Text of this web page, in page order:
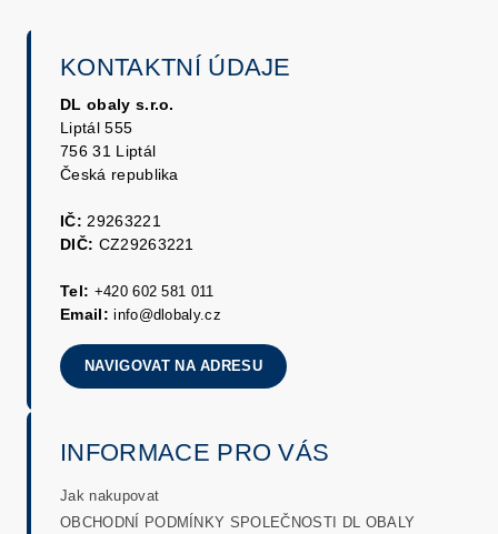
KONTAKTNÍ ÚDAJE
DL obaly s.r.o.
Liptál 555
756 31 Liptál
Česká republika
IČ: 29263221
DIČ: CZ29263221
Tel: +420 602 581 011
Email: info@dlobaly.cz
NAVIGOVAT NA ADRESU
INFORMACE PRO VÁS
Jak nakupovat
OBCHODNÍ PODMÍNKY SPOLEČNOSTI DL OBALY